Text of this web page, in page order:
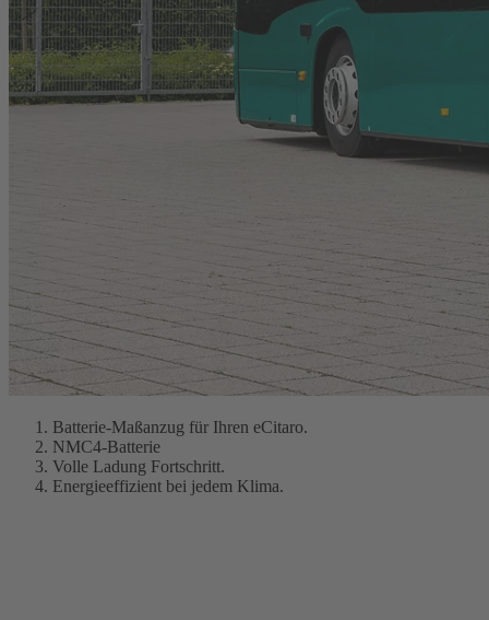
Batterie-Maßanzug für Ihren eCitaro.
NMC4-Batterie
Volle Ladung Fortschritt.
Energieeffizient bei jedem Klima.